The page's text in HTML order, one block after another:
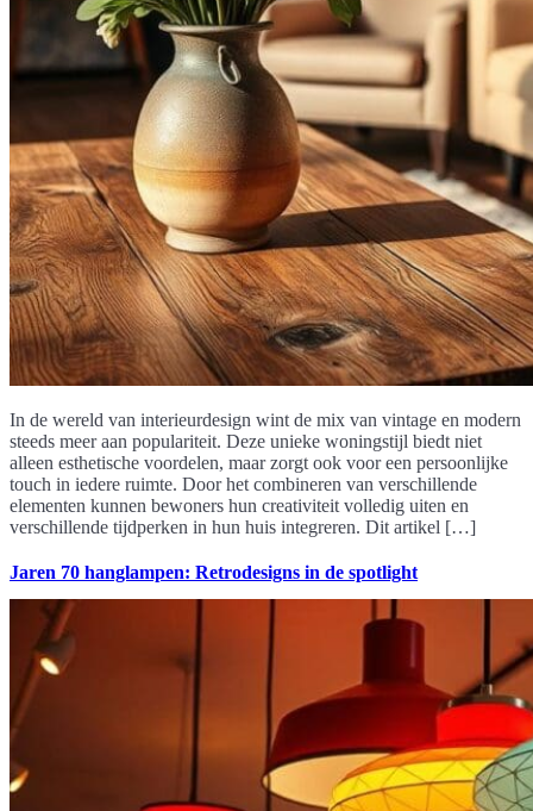
In de wereld van interieurdesign wint de mix van vintage en modern
steeds meer aan populariteit. Deze unieke woningstijl biedt niet
alleen esthetische voordelen, maar zorgt ook voor een persoonlijke
touch in iedere ruimte. Door het combineren van verschillende
elementen kunnen bewoners hun creativiteit volledig uiten en
verschillende tijdperken in hun huis integreren. Dit artikel […]
Jaren 70 hanglampen: Retrodesigns in de spotlight